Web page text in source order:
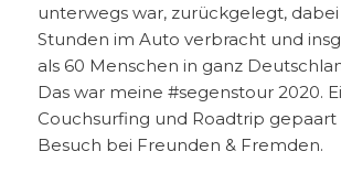
unterwegs war, zurückgelegt, dabei
Stunden im Auto verbracht und
als 60 Menschen in ganz
Das war meine #segenstour 2020.
Couchsurfing und Roadtrip
Besuch bei Freunden & Fremden.